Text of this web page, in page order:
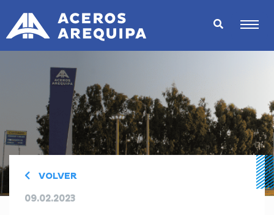
VOLVER
09.02.2023